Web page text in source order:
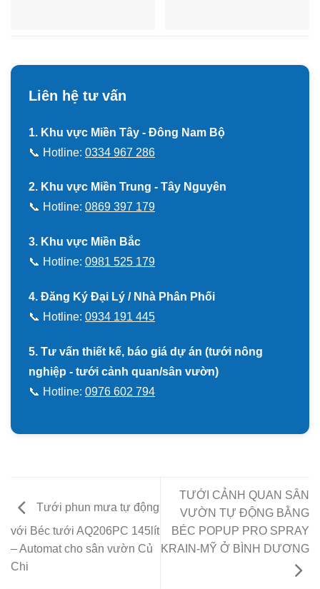
Liên hệ tư vấn
1. Khu vực Miền Tây - Đông Nam Bộ
📞 Hotline: 0334 967 286
2. Khu vực Miền Trung - Tây Nguyên
📞 Hotline: 0869 397 179
3. Khu vực Miền Bắc
📞 Hotline: 0981 525 179
4. Đăng Ký Đại Lý / Nhà Phân Phối
📞 Hotline: 0934 191 445
5. Tư vấn thiết kế, báo giá dự án (tưới nông
nghiệp - tưới cảnh quan/sân vườn)
📞 Hotline: 0976 602 794
Tưới phun mưa tự động
với Béc tưới AQ206PC 145lít
– Automat cho sân vườn Củ
Chi
TƯỚI CẢNH QUAN SÂN
VƯỜN TỰ ĐỘNG BẰNG
BÉC POPUP PRO SPRAY
KRAIN-MỸ Ở BÌNH DƯƠNG